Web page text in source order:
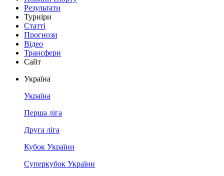
Результати
Турніри
Статті
Прогнози
Відео
Трансфери
Сайт
Україна
Україна
Перша ліга
Друга ліга
Кубок України
Суперкубок України